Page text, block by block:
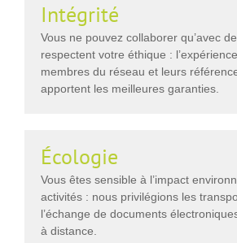
Intégrité
Vous ne pouvez collaborer qu’avec
respectent votre éthique :
membres du réseau et leurs
apportent les meilleures garanties.
Écologie
Vous êtes sensible à l’impact
activités : nous privilégions les
l’échange de documents
à distance.